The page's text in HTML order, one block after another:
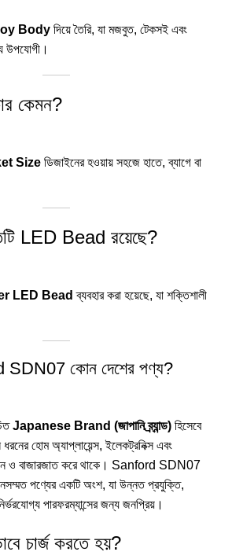
Body দিয়ে তৈরি, যা মজবুত, টেকসই এবং
উপযোগী।
কেমন?
Size ডিজাইনের হওয়ায় সহজে হাতে, ব্যাগে বা
LED Bead রয়েছে?
LED Bead ব্যবহার করা হয়েছে, যা শক্তিশালী
কোন দেশের পণ্য?
Japanese Brand (জাপানি ব্র্যান্ড) হিসেবে
ধরনের হোম অ্যাপ্লায়েন্স, ইলেকট্রনিক্স এবং
ও বাজারজাত করে থাকে। Sanford SDN07
পণ্যের একটি অংশ, যা উন্নত প্রযুক্তি,
পারফরম্যান্সের জন্য জনপ্রিয়।
চার্জ করতে হয়?